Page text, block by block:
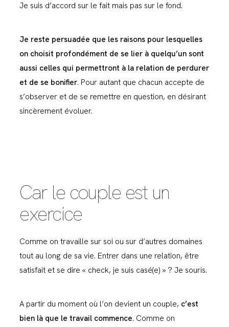
Je suis d’accord sur le fait mais pas sur le fond.
Je reste persuadée que les raisons pour lesquelles
on choisit profondément de se lier à quelqu’un sont
aussi celles qui permettront à la relation de perdurer
et de se bonifier. Pour autant que chacun accepte de
s’observer et de se remettre en question, en désirant
sincèrement évoluer.
Car le couple est un
exercice
Comme on travaille sur soi ou sur d’autres domaines
tout au long de sa vie. Entrer dans une relation, être
satisfait et se dire « check, je suis casé(e) » ? Je souris.
A partir du moment où l’on devient un couple, c’est
bien là que le travail commence. Comme on